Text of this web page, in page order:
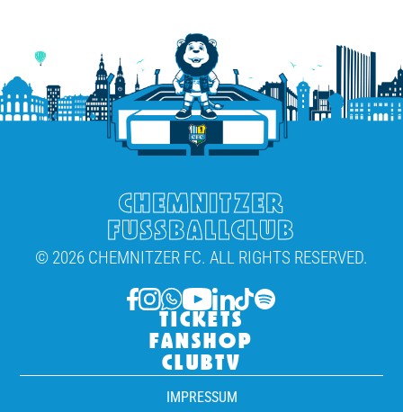
CHEMNITZER
FUSSBALLCLUB
© 2026 CHEMNITZER FC. ALL RIGHTS RESERVED.
TICKETS
FANSHOP
CLUBTV
IMPRESSUM